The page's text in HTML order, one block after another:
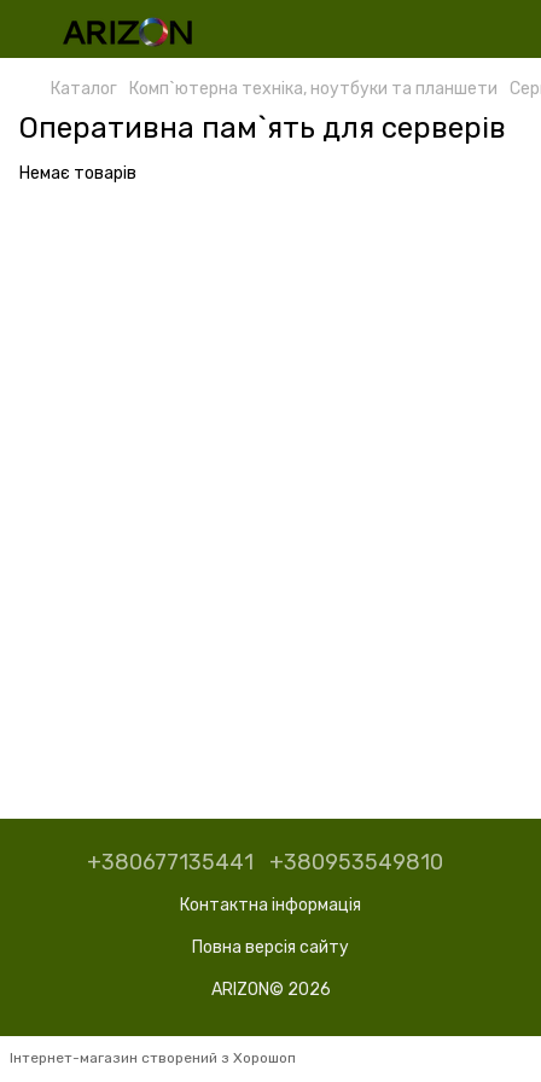
Каталог Комп`ютерна техніка, ноутбуки та планшети
Оперативна пам`ять для серверів
Немає товарів
+380677135441 +380953549810
Контактна інформація
Повна версія сайту
ARIZON© 2026
Інтернет-магазин створений з Хорошоп